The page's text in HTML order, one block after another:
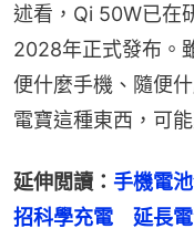
述看，Qi 50W已在
2028年正式發布。
便什麼手機、隨便
電寶這種東西，可
延伸閲讀： 手機電
招科學充電　延長